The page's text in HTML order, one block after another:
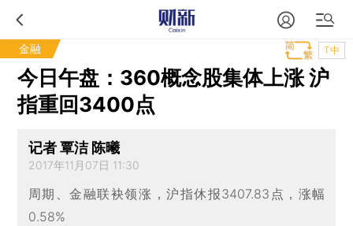
金融 T中
今日午盘：360概念股集体上涨 沪
指重回3400点
记者 覃洁 陈曦
2017年11月07日 11:30
周期、金融联袂领涨，沪指休报3407.83点，涨幅
0.58%